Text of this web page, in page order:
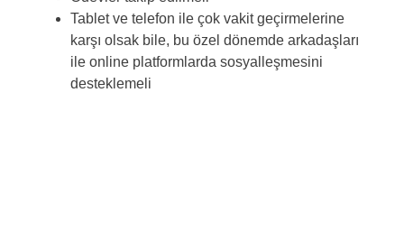
Tablet ve telefon ile çok vakit geçirmelerine
karşı olsak bile, bu özel dönemde arkadaşları
ile online platformlarda sosyalleşmesini
desteklemeli